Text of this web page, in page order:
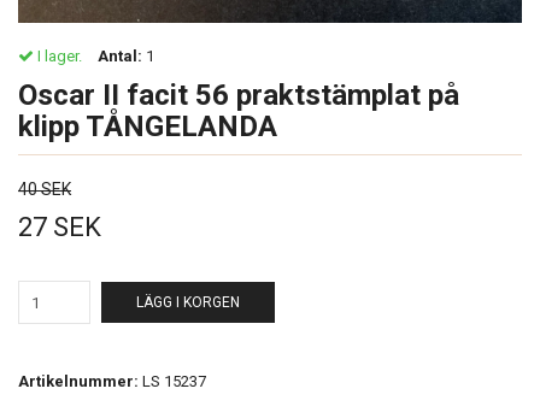
I lager. Antal: 1
Oscar II facit 56 praktstämplat på
klipp TÅNGELANDA
40 SEK
27 SEK
LÄGG I KORGEN
Artikelnummer: LS 15237